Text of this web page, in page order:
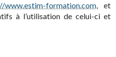
www.estim-formation.com, et
à l’utilisation de celui-ci et